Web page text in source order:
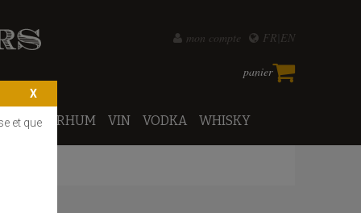
FR EN
mon compte
panier
PORTO RHUM VIN VODKA WHISKY
et que